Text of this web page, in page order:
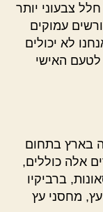
צבעוני יותר
עמוקים
לא יכולים
לטעם האישי
בארץ בתחום
אלה כוללים,
ברביקיו
מחסני עץ